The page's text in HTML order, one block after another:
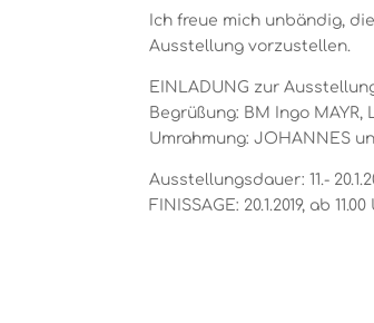
Ich freue mich unbändig,
Ausstellung vorzustellen.
EINLADUNG zur
Begrüßung: BM Ingo
Umrahmung: JOHANNES
Ausstellungsdauer: 11.-
FINISSAGE: 20.1.2019, ab